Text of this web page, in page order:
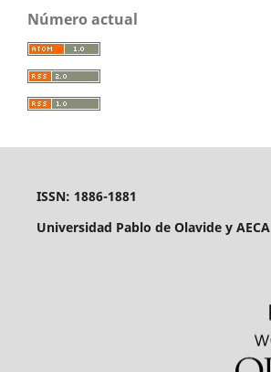
Número actual
ISSN: 1886-1881
Universidad Pablo de Olavide y AECA